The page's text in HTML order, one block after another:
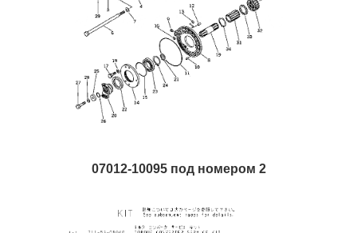
07012-10095 под номером 2